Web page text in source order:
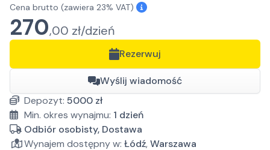
Cena brutto (zawiera 23% VAT)
270,00 zł/dzień
Rezerwuj
Wyślij wiadomość
Depozyt: 5000 zł
Min. okres wynajmu: 1 dzień
Odbiór osobisty, Dostawa
Wynajem dostępny w: Łódź,Warszawa